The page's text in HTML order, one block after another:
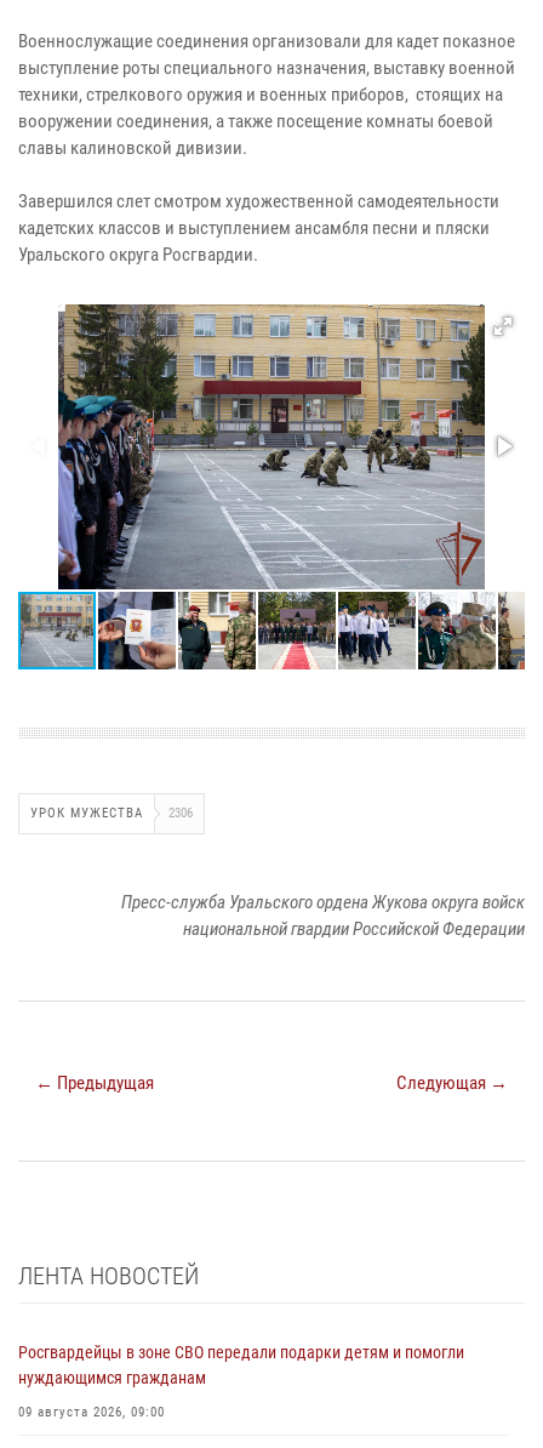
Военнослужащие соединения организовали для кадет показное
выступление роты специального назначения, выставку военной
техники, стрелкового оружия и военных приборов, стоящих на
вооружении соединения, а также посещение комнаты боевой
славы калиновской дивизии.
Завершился слет смотром художественной самодеятельности
кадетских классов и выступлением ансамбля песни и пляски
Уральского округа Росгвардии.
УРОК МУЖЕСТВА 2306
Пресс-служба Уральского ордена Жукова округа войск
национальной гвардии Российской Федерации
← Предыдущая Следующая →
ЛЕНТА НОВОСТЕЙ
Росгвардейцы в зоне СВО передали подарки детям и помогли
нуждающимся гражданам
09 августа 2026, 09:00